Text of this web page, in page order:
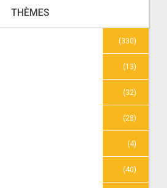
THÈMES
(330)
(13)
(32)
(28)
(4)
(40)